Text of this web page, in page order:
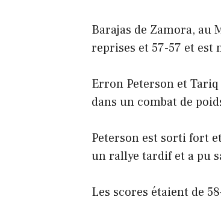
Barajas de Zamora, au
reprises et 57-57 et est
Erron Peterson et
dans un combat de
Peterson est sorti fort
un rallye tardif et a pu
Les scores étaient de